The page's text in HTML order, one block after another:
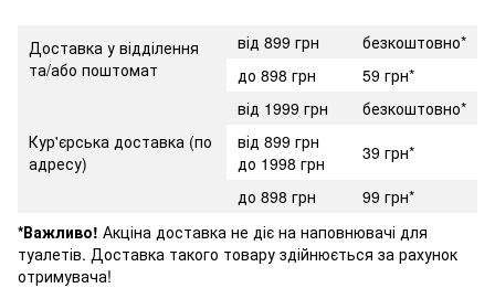
Доставка у відділення
та/або поштомат
від 899 грн
безкоштовно*
до 898 грн
59 грн*
Кур'єрська доставка (по
адресу)
від 1999 грн
безкоштовно*
від 899 грн
до 1998 грн
39 грн*
до 898 грн
99 грн*
*Важливо! Акціна доставка не діє на наповнювачі для
туалетів. Доставка такого товару здійнюється за рахунок
отримувача!